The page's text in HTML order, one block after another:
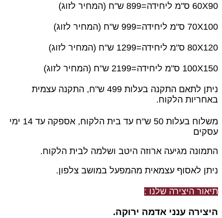
60X90 ס"מ ליחידה=899 ש"ח (המחיר לזוג)
70X100 ס"מ ליחידה=999 ש"ח (המחיר לזוג)
80X120 ס"מ ליחידה=1299 ש"ח (המחיר לזוג)
100X150 ס"מ ליחידה=2199 ש"ח (המחיר לזוג)
ניתן לתאם התקנה בעלות 499 ש"ח, התקנה עצמית
באחריות הלקוח.
משלוח בעלות 50 ש"ח עד בית הלקוח, אספקה עד 14 ימי
עסקים
התמונה מגיעה ארוזה היטב ושלמה לבית הלקוח.
ניתן לאסוף עצמאית מהמפעל במושב צלפון.
תיאור היצירה שלנו :
היצירה ענני אדמה ירוקה.